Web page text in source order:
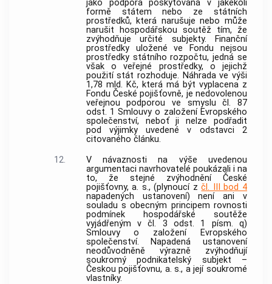
jako podpora poskytovaná v jakékoli
formě státem nebo ze státních
prostředků, která narušuje nebo může
narušit hospodářskou soutěž tím, že
zvýhodňuje určité subjekty. Finanční
prostředky uložené ve Fondu nejsou
prostředky státního rozpočtu, jedná se
však oveřejné prostředky, o jejichž
použití stát rozhoduje. Náhrada ve výši
1,78 mld. Kč, která má být vyplacena z
Fondu České pojišťovně, je nedovolenou
veřejnou podporou ve smyslu čl. 87
odst. 1 Smlouvy o založení Evropského
společenství, neboť ji nelze podřadit
pod výjimky uvedené v odstavci 2
citovaného článku.
12.
V návaznosti na výše uvedenou
argumentaci navrhovatelé poukázali i na
to, že stejné zvýhodnění České
pojišťovny, a. s., (plynoucí zčl. III bod 4
napadených ustanovení) není ani v
souladu s obecným principem rovnosti
podmínek hospodářské soutěže
vyjádřeným v čl. 3 odst. 1 písm. q)
Smlouvy o založení Evropského
společenství. Napadená ustanovení
neodůvodněně výrazně zvýhodňují
soukromý podnikatelský subjekt –
Českou pojišťovnu, a. s., a její soukromé
vlastníky.